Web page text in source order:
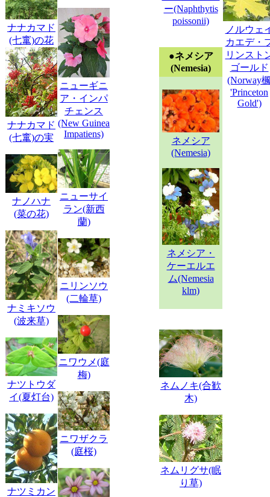
ナナカマド
(七竃)の花
ナナカマド
(七竃)の実
ナノハナ
(菜の花)
ナミキソウ
(波来草)
ナツトウダ
イ(夏灯台)
ナツミカン
ニューギニ
ア・インパ
チェンス
(New Guinea
Impatiens)
ニューサイ
ラン(新西
蘭)
ニリンソウ
(二輪草)
ニワウメ(庭
梅)
ニワザクラ
(庭桜)
ー(Naphthytis
poissonii)
●ネメシア
(Nemesia)
ネメシア
(Nemesia)
ネメシア・
ケーエルエ
ム(Nemesia
klm)
ネムノキ(合歓
木)
ネムリグサ(眠
り草)
ノルウェ
カエデ・
リンスト
ゴールド
(Norway
'Princeton
Gold')